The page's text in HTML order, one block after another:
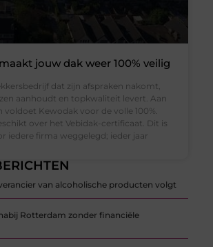
van alcoholische producten volgt
Rotterdam zonder financiële
jouw dak weer 100% veilig
dat zijn afspraken nakomt,
aanhoudt en topkwaliteit levert. Aan
voldoet Kewodak voor de volle 100%.
over het Vebidak-certificaat. Dit is
iedere firma weggelegd; ieder jaar